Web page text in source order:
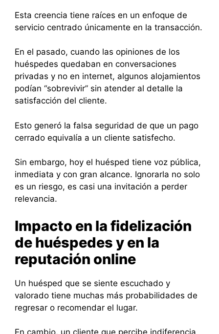
Esta creencia tiene raíces en un enfoque de
servicio centrado únicamente en la transacción.
En el pasado, cuando las opiniones de los
huéspedes quedaban en conversaciones
privadas y no en internet, algunos alojamientos
podían “sobrevivir” sin atender al detalle la
satisfacción del cliente.
Esto generó la falsa seguridad de que un pago
cerrado equivalía a un cliente satisfecho.
Sin embargo, hoy el huésped tiene voz pública,
inmediata y con gran alcance. Ignorarla no solo
es un riesgo, es casi una invitación a perder
relevancia.
Impacto en la fidelización
de huéspedes y en la
reputación online
Un huésped que se siente escuchado y
valorado tiene muchas más probabilidades de
regresar o recomendar el lugar.